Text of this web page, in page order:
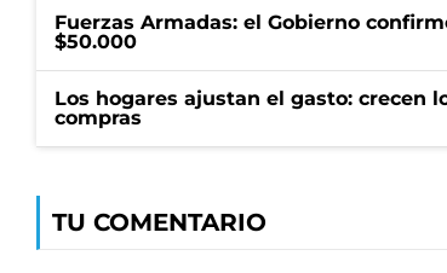
Fuerzas Armadas: el Gobierno
$50.000
Los hogares ajustan el gasto: crecen
compras
TU COMENTARIO